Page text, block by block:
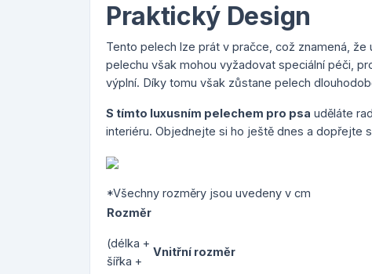
Praktický Design
Tento pelech lze prát v pračce, což znamená,
pelechu však mohou vyžadovat speciální péči,
výplní. Díky tomu však zůstane pelech
S tímto luxusním pelechem pro psa uděláte
interiéru. Objednejte si ho ještě dnes a dopřejte
*Všechny rozměry jsou uvedeny v cm
Rozměr
(délka +
šířka +
Vnitřní rozměr